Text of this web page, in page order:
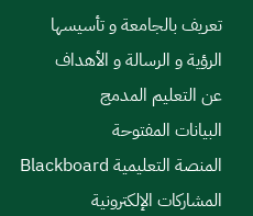
تعريف بالجامعة و تأسيسها
الرؤية و الرسالة و الأهداف
عن التعليم المدمج
البيانات المفتوحة
المنصة التعليمية Blackboard
المشاركات الإلكترونية